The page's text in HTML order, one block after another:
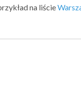
na liście